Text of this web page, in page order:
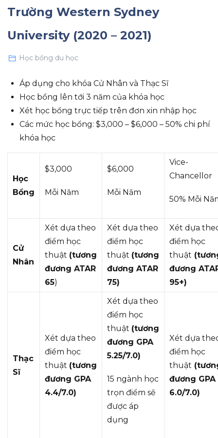
Trường Western Sydney
University (2020 – 2021)
Học bổng du học
Áp dụng cho khóa Cử Nhân và Thạc Sĩ
Học bổng lên tới 3 năm của khóa học
Xét học bổng trực tiếp trên đơn xin nhập học
Các mức học bổng: $3,000 – $6,000 – 50% chi phí
khóa học
Học
Bổng
$3,000
Mỗi Năm
$6,000
Mỗi Năm
Vice-
Chancellor
50% Mỗi
Cử
Nhân
Xét dựa theo
điểm học
thuật (tương
đương ATAR
65)
Xét dựa theo
điểm học
thuật (tương
đương ATAR
75)
Xét dựa
điểm học
thuật
đương
95+)
Thạc
Sĩ
Xét dựa theo
điểm học
thuật (tương
đương GPA
4.4/7.0)
Xét dựa theo
điểm học
thuật (tương
đương GPA
5.25/7.0)
15 ngành học
trọn điểm sẽ
được áp
dụng
Xét dựa
điểm học
thuật
đương GPA
6.0/7.0)